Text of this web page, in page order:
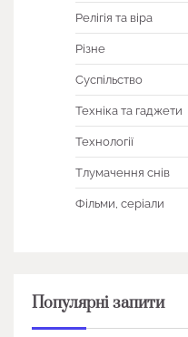
Релігія та віра
Різне
Суспільство
Техніка та гаджети
Технології
Тлумачення снів
Фільми, серіали
Популярні запити